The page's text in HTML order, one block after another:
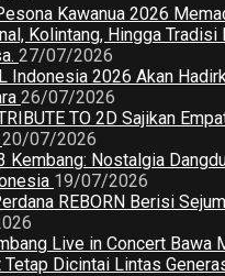
Kawanua 2026
Kolintang, Hingga Tradisi
27/07/2026
Indonesia 2026 Akan
26/07/2026
TO 2D Sajikan
20/07/2026
Kembang: Nostalgia
19/07/2026
REBORN Berisi
Live in Concert Bawa
Tetap Dicintai Lintas